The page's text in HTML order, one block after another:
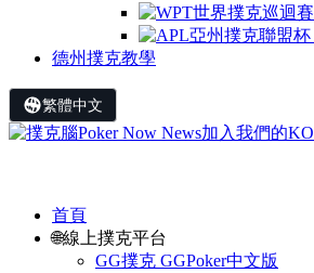
德州撲克教學
繁體中文
首頁
🌐線上撲克平台
GG撲克 GGPoker中文版